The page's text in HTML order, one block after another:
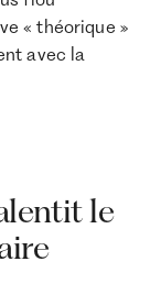
« théorique »
avec la
le